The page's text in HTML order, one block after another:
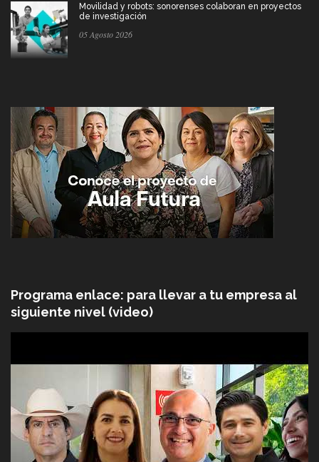
Movilidad y robots: sonorenses colaboran en proyectos
de investigación
05 Agosto 2026
Programa enlace: para llevar a tu empresa al
siguiente nivel (video)